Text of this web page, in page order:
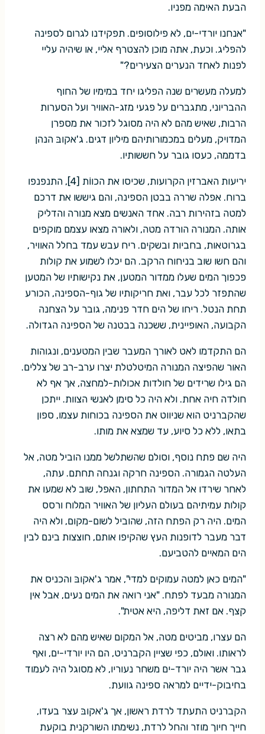
הבעת האימה מפניו.
"אנחנו יורדי-ים, לא פילוסופים. תפקידנו לגרום לספינה
להפליג. וכעת, אתה מוכן להצטרף אליי, או שיהיה עליי
לפנות לאחד הנערים הצעירים?"
למעלה מעשרים שנה הפליגו יחד במימיו של החוף
ההבריוני, מתגברים על פגעי מזג-האוויר ועל הסערות
הרבות, שאיש מהם לא היה מסוגל לזכור את מספרן
המדויק, מעלים במכמורותיהם מיליון דגים. ג'אקובּ הנהן
בדממה, כעסו גובר על חששותיו.
יריעות האברזין הקרועות, שכיסו את הכווֹת [4], התנפנפו
ברוח. אפלה שררה בבטן הספינה, והם גיששו את דרכם
למטה בזהירות רבה. אחד האנשים מצא מנורה והדליק
אותה. המנורה הורדה מטה, ולאורה מצאו עצמם מוקפים
בגרוטאות, בחביות ובשקים. ריח עבש עמד בחלל האוויר,
והם חשו שוב בניחוח הרקב. הם יכלו לשמוע את קולות
פכפוך המים שעלו ממדור המטען, את נקישותיו של המטען
שהתפזר לכל עבר, ואת חריקותיו של גוף-הספינה, הכורע
תחת הנטל. ריחו של הים חדר פנימה, גובר על הצחנה
הקבועה, האופיינית, ששכנה בבטנה של הספינה הגדולה.
הם התקדמו לאט לאורך המעבר שבין המטענים, ונגוהות
האור שהפיצה המנורה המיטלטלת יצרו ערב-רב של צללים.
הם גילו שרידים של חולדות אכולות-למחצה, אך אף לא
חולדה חיה אחת. ולא היה כל סימן לאנשי הצוות. ייתכן
שהקברניט הוא שניווט את הספינה בכוחות עצמו, ספון
בתאו, ללא כל סיוע, עד שמצא את מותו.
היה שם פתח נוסף, וסולם שהשתלשל ממנו הוביל מטה, אל
העלטה הגמורה. הספינה חרקה וגנחה תחתם. עתה,
לאחר שירדו אל המדור התחתון, האפל, שוב לא שמעו את
קולות עמיתיהם בעולם העליון של האוויר המלוח ורסס
המים. היה רק הפתח הזה, שהוביל לשום-מקום, ולא היה
דבר מעבר לדופנות העץ שהקיפו אותם, חוצצות בינם לבין
הים המאיים להטביעם.
"המים כאן למטה עמוקים למדי", אמר ג'אקובּ והכניס את
המנורה מבעד לפתח. "אני רואה את המים נעים, אבל אין
קצף. אם זאת דליפה, היא אטית".
הם עצרו, מביטים מטה, אל המקום שאיש מהם לא רצה
לראותו. ואולם, כפי שציין הקברניט, הם היו יורדי-ים, ואף
גבר אשר היה יורד-ים משחר נעוריו, לא מסוגל היה לעמוד
בחיבוק-ידיים למראה ספינה גוועת.
הקברניט התעתד לרדת ראשון, אך ג'אקובּ עצר בעדו,
חייך חיוך מוזר והחל לרדת, נשימתו השורקנית בוקעת